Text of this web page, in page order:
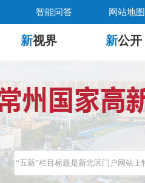
智能问答 网站地图
新视界 新公开